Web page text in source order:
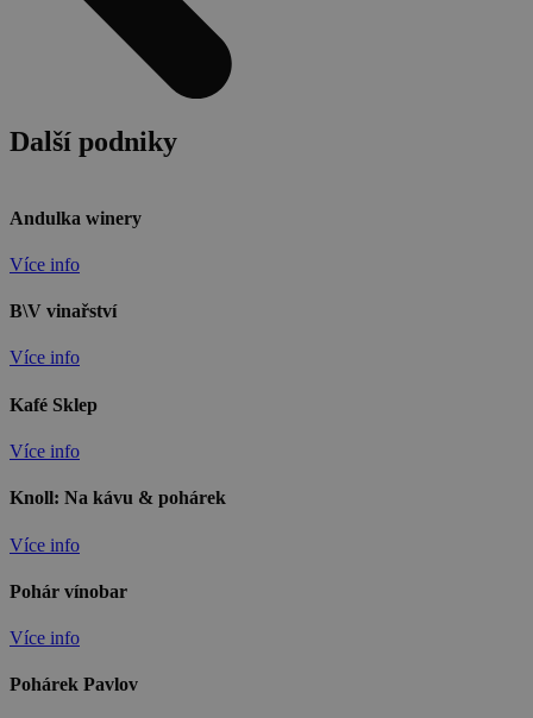
Další podniky
Andulka winery
Více info
B\V vinařství
Více info
Kafé Sklep
Více info
Knoll: Na kávu & pohárek
Více info
Pohár vínobar
Více info
Pohárek Pavlov